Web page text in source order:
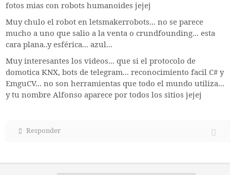
fotos mias con robots humanoides jejej
Muy chulo el robot en letsmakerrobots... no se parece
mucho a uno que salio a la venta o crundfounding... esta
cara plana..y esférica... azul...
Muy interesantes los videos... que si el protocolo de
domotica KNX, bots de telegram... reconocimiento facil C# y
EmguCV... no son herramientas que todo el mundo utiliza...
y tu nombre Alfonso aparece por todos los sitios jejej
Responder